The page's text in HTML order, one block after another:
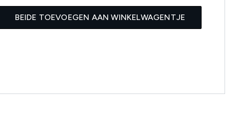
BEIDE TOEVOEGEN AAN WINKELWAGENTJE